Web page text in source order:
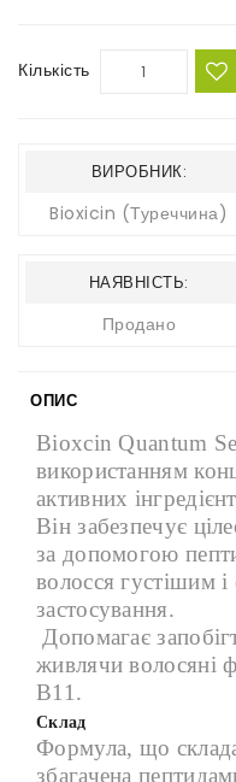
Кількість
ВИРОБНИК:
Bioxicin (Туреччина)
НАЯВНІСТЬ:
Продано
ОПИС
Bioxcin Quantum
використанням
активних
Він забезпечує
за допомогою
волосся густішим
застосування.
Допомагає
живлячи волосяні
B11.
Склад
Формула, що
збагачена